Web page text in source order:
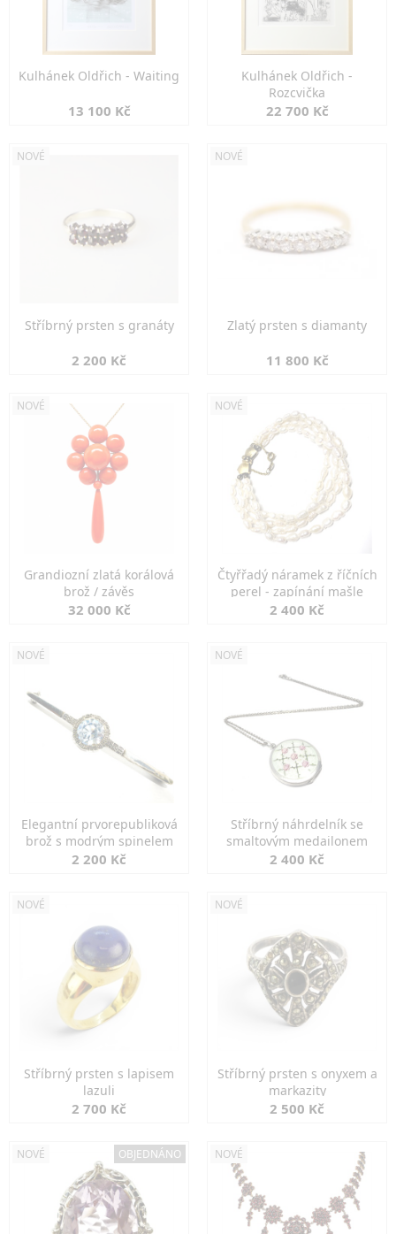
Kulhánek Oldřich - Waiting
13 100 Kč
Kulhánek Oldřich -
Rozcvička
22 700 Kč
NOVÉ
Stříbrný prsten s granáty
2 200 Kč
NOVÉ
Zlatý prsten s diamanty
11 800 Kč
NOVÉ
Grandiozní zlatá korálová
brož / závěs
32 000 Kč
NOVÉ
Čtyřřadý náramek z říčních
perel - zapínání mašle
2 400 Kč
NOVÉ
Elegantní prvorepubliková
brož s modrým spinelem
2 200 Kč
NOVÉ
Stříbrný náhrdelník se
smaltovým medailonem
2 400 Kč
NOVÉ
Stříbrný prsten s lapisem
lazuli
2 700 Kč
NOVÉ
Stříbrný prsten s onyxem a
markazity
2 500 Kč
NOVÉ OBJEDNÁNO NOVÉ